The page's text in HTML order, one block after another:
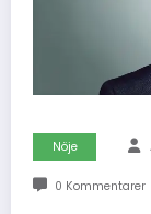
Nöje
0 Kommentarer